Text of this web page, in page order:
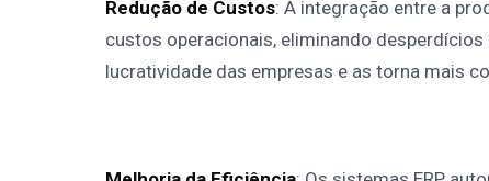
Redução de Custos: A integração entre a
custos operacionais, eliminando
lucratividade das empresas e as torna mais